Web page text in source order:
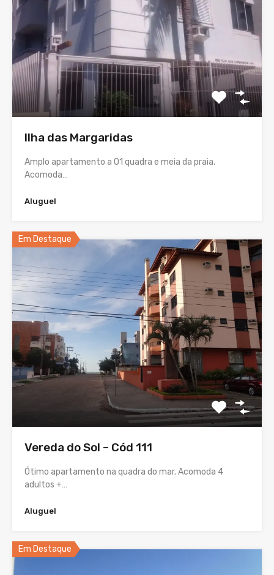
Ilha das Margaridas
Amplo apartamento a 01 quadra e meia da praia.
Acomoda…
Aluguel
Em Destaque
Vereda do Sol – Cód 111
Ótimo apartamento na quadra do mar. Acomoda 4
adultos +…
Aluguel
Em Destaque